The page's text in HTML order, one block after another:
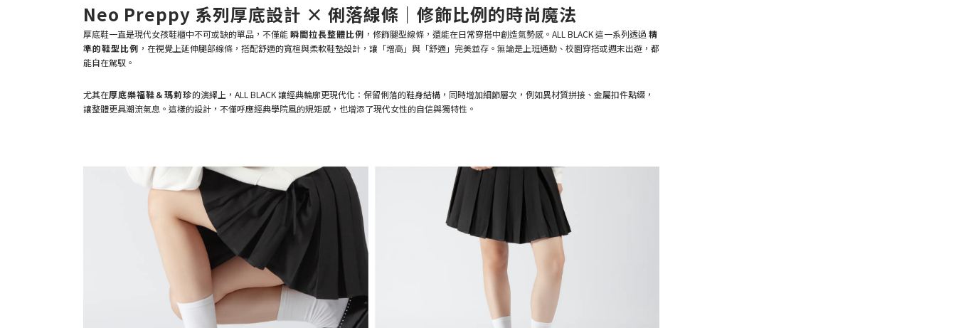
Neo Preppy 系列厚底設計 × 俐落線條｜修飾比例的時尚魔法
厚底鞋一直是現代女孩鞋櫃中不可或缺的單品，不僅能 瞬間拉長整體比例 ，修飾腿型線條，還能在日常穿搭中創造氣勢感。ALL BLACK 這一系列透過 精
準的鞋型比例 ，在視覺上延伸腿部線條，搭配舒適的寬楦與柔軟鞋墊設計，讓「增高」與「舒適」完美並存。無論是上班通勤、校園穿搭或週末出遊，都
能自在駕馭。
尤其在厚底樂福鞋＆瑪莉珍的演繹上，ALL BLACK 讓經典輪廓更現代化：保留俐落的鞋身結構，同時增加細節層次，例如異材質拼接、金屬扣件點綴，
讓整體更具潮流氣息。這樣的設計，不僅呼應經典學院風的規矩感，也增添了現代女性的自信與獨特性。